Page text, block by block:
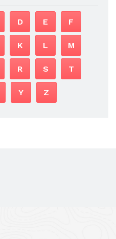
D E F
K L M
R S T
Y Z